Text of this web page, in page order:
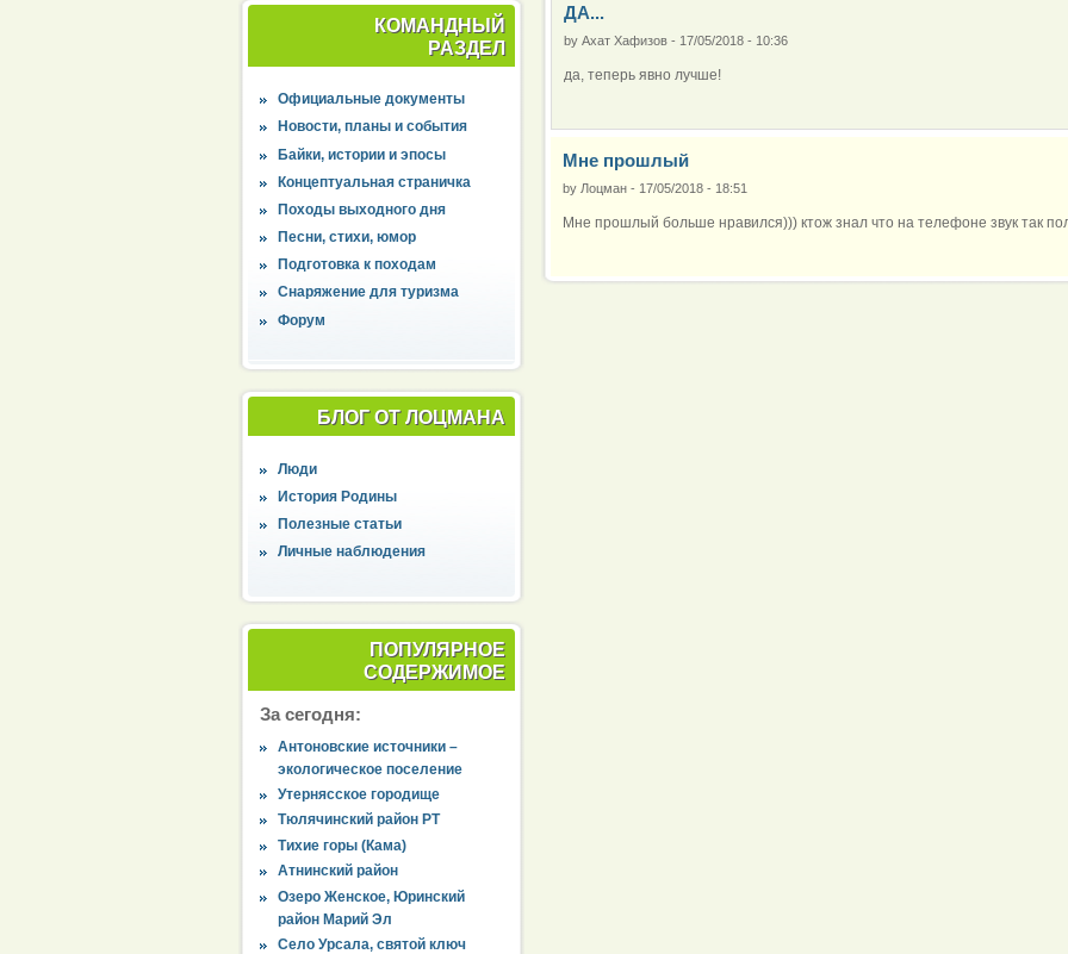
КОМАНДНЫЙ
РАЗДЕЛ
Официальные документы
Новости, планы и события
Байки, истории и эпосы
Концептуальная страничка
Походы выходного дня
Песни, стихи, юмор
Подготовка к походам
Снаряжение для туризма
Форум
БЛОГ ОТ ЛОЦМАНА
Люди
История Родины
Полезные статьи
Личные наблюдения
ПОПУЛЯРНОЕ
СОДЕРЖИМОЕ
За сегодня:
Антоновские источники –
экологическое поселение
Утернясское городище
Тюлячинский район РТ
Тихие горы (Кама)
Атнинский район
Озеро Женское, Юринский
район Марий Эл
Село Урсала, святой ключ
ДА...
by Ахат Хафизов- 17/05/2018 - 10:36
да, теперь явно лучше!
Мне прошлый
by Лоцман- 17/05/2018 - 18:51
Мне прошлый больше нравился))) ктож знал что на телефоне звук так